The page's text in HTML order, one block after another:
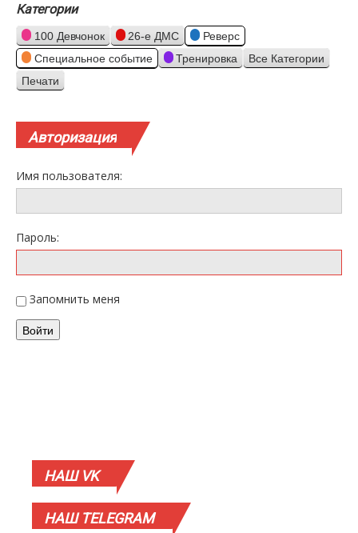
Категории
100 Девчонок 26-е ДМС
Реверс
Специальное событие
Тренировка Все Категории
Просмотр
Печати
Авторизация
Имя пользователя:
Пароль:
Запомнить меня
Войти
НАШVK
НАШTELEGRAM